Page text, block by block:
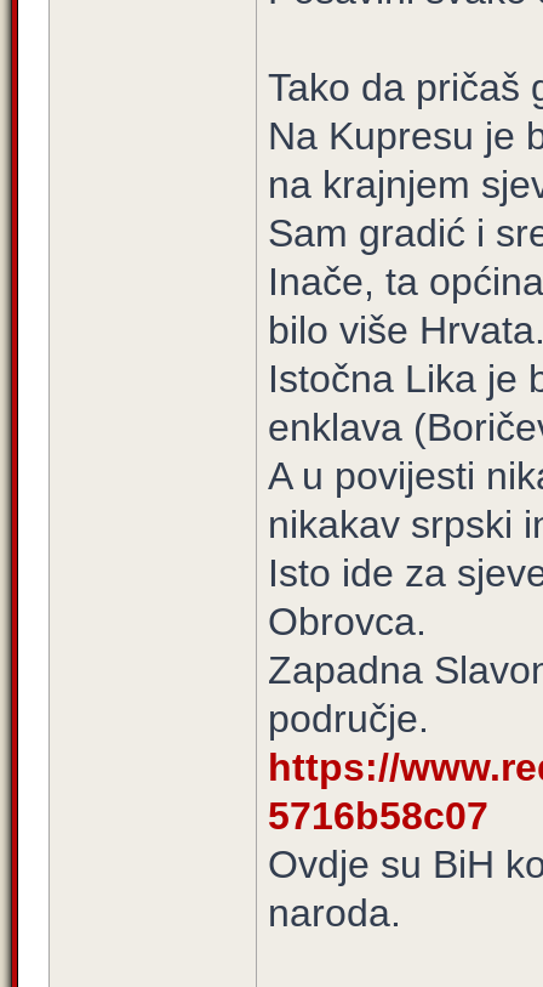
Tako da pričaš
Na Kupresu je
na krajnjem
Sam gradić i
Inače, ta
bilo više
Istočna Lika je
enklava
A u povijesti
nikakav srpski
Isto ide za
Obrovca.
Zapadna
područje.
https://
5716b58c07
Ovdje su BiH
naroda.